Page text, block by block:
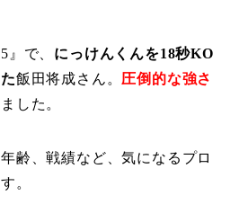
』で、 にっけんくんを18秒KO
飯田将成さん。 圧倒的な強さ
した。
齢、戦績など、気になるプロ
。